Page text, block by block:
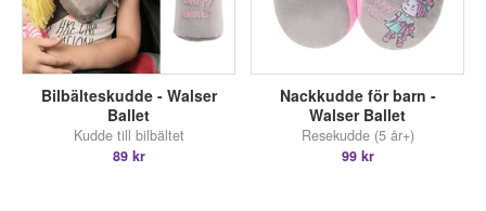
Bilbälteskudde - Walser
Ballet
Kudde till bilbältet
89 kr
Nackkudde för barn -
Walser Ballet
Resekudde (5 år+)
99 kr